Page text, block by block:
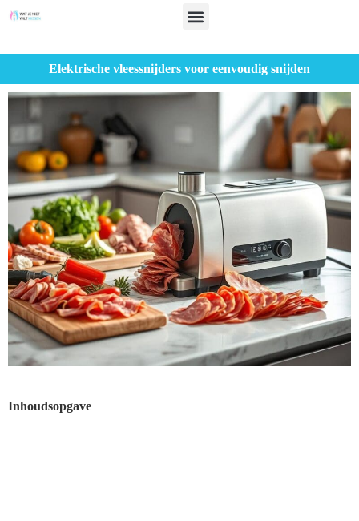
Elektrische vleessnijders voor eenvoudig snijden
Inhoudsopgave